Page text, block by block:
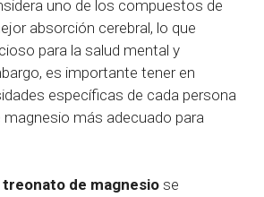
uno de los compuestos de
absorción cerebral, lo que
para la salud mental y
es importante tener en
específicas de cada persona
magnesio más adecuado para
treonato de magnesio se